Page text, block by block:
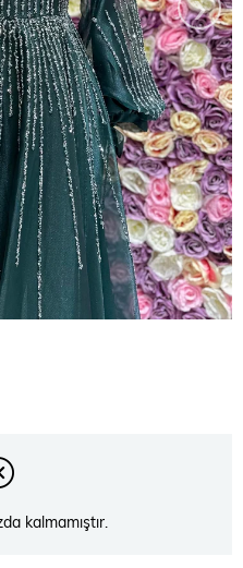
kalmamıştır.